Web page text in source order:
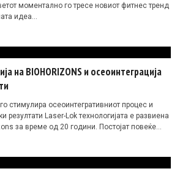
моментално го тресе новиот фитнес тренд
идеа…
на BIOHORIZONS и осеоинтеграција
стимулира осеоинтегративниот процес и
резултати Laser-Lok технологијата е развиена
за време од 20 години. Постојат повеќе